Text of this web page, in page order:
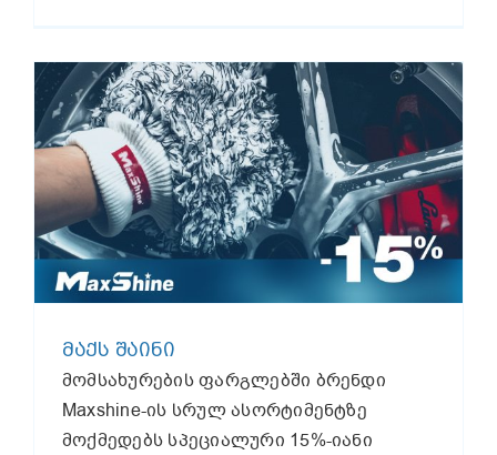
ᲛᲐᲥᲡ ᲨᲐᲘᲜᲘ
მომსახურების ფარგლებში ბრენდი
Maxshine-ის სრულ ასორტიმენტზე
მოქმედებს სპეციალური 15%-იანი